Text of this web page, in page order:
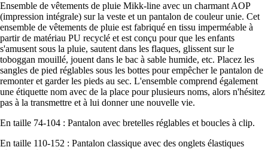
Ensemble de vêtements de pluie Mikk-line avec un charmant AOP
(impression intégrale) sur la veste et un pantalon de couleur unie. Cet
ensemble de vêtements de pluie est fabriqué en tissu imperméable à
partir de matériau PU recyclé et est conçu pour que les enfants
s'amusent sous la pluie, sautent dans les flaques, glissent sur le
toboggan mouillé, jouent dans le bac à sable humide, etc. Placez les
sangles de pied réglables sous les bottes pour empêcher le pantalon de
remonter et garder les pieds au sec. L'ensemble comprend également
une étiquette nom avec de la place pour plusieurs noms, alors n'hésitez
pas à la transmettre et à lui donner une nouvelle vie.
En taille 74-104 : Pantalon avec bretelles réglables et boucles à clip.
En taille 110-152 : Pantalon classique avec des onglets élastiques